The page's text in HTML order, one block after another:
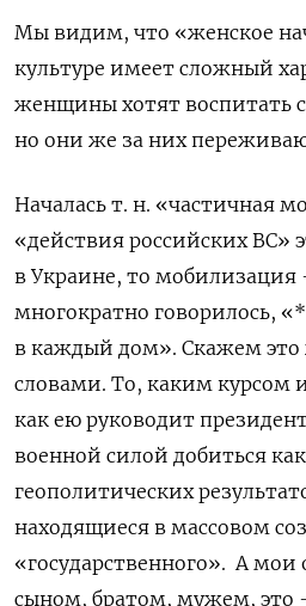
Мы видим, что «женское
культуре имеет сложный
женщины хотят воспитать
но они же за них
Началась т. н. «частичная
«действия российских ВС»
в Украине, то мобилизация
многократно говорилось,
в каждый дом». Скажем
словами. То, каким курсом
как ею руководит
военной силой добиться
геополитических
находящиеся в массовом
«государственного». А мои
сыном, братом, мужем, это